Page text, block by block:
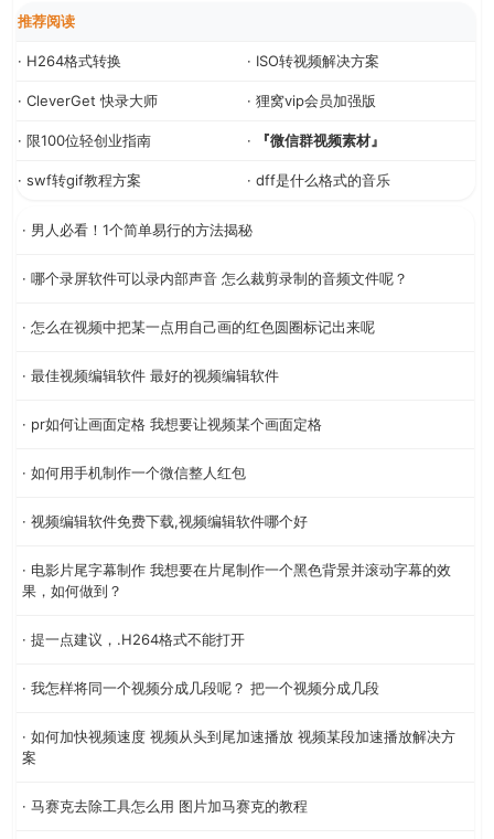
推荐阅读
· H264格式转换 · ISO转视频解决方案
· CleverGet 快录大师 · 狸窝vip会员加强版
· 限100位轻创业指南 · 『微信群视频素材』
· swf转gif教程方案 · dff是什么格式的音乐
· 男人必看！1个简单易行的方法揭秘
· 哪个录屏软件可以录内部声音 怎么裁剪录制的音频文件呢？
· 怎么在视频中把某一点用自己画的红色圆圈标记出来呢
· 最佳视频编辑软件 最好的视频编辑软件
· pr如何让画面定格 我想要让视频某个画面定格
· 如何用手机制作一个微信整人红包
· 视频编辑软件免费下载,视频编辑软件哪个好
· 电影片尾字幕制作 我想要在片尾制作一个黑色背景并滚动字幕的效
果，如何做到？
· 提一点建议，.H264格式不能打开
· 我怎样将同一个视频分成几段呢？ 把一个视频分成几段
· 如何加快视频速度 视频从头到尾加速播放 视频某段加速播放解决方
案
· 马赛克去除工具怎么用 图片加马赛克的教程